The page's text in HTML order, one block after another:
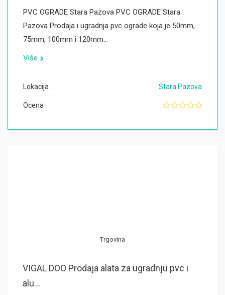
PVC OGRADE Stara Pazova PVC OGRADE Stara
Pazova Prodaja i ugradnja pvc ograde koja je 50mm,
75mm, 100mm i 120mm…
Više
Lokacija Stara Pazova
Ocena
Trgovina
VIGAL DOO Prodaja alata za ugradnju pvc i
alu...